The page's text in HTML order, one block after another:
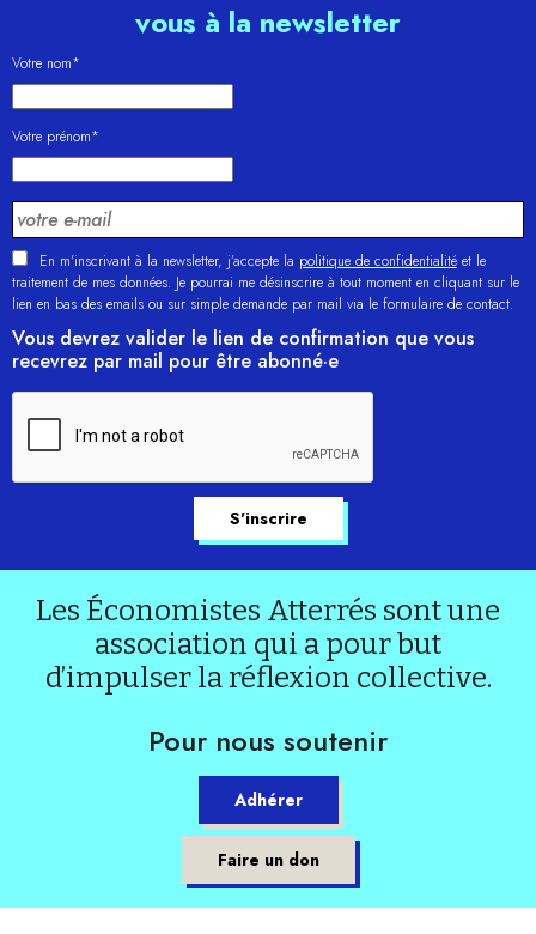
vous à la newsletter
Votre nom*
Votre prénom*
En m'inscrivant à la newsletter, j’accepte la politique de confidentialité et le
traitement de mes données. Je pourrai me désinscrire à tout moment en cliquant sur le
lien en bas des emails ou sur simple demande par mail via le formulaire de contact.
Vous devrez valider le lien de confirmation que vous
recevrez par mail pour être abonné·e
Les Économistes Atterrés sont une
association qui a pour but
d’impulser la réflexion collective.
Pour nous soutenir
Adhérer
Faire un don